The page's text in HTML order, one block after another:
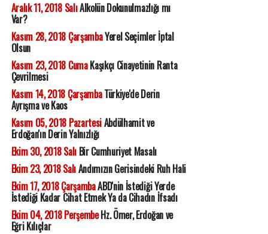
Aralık 11, 2018 SalıAlkolün Dokunulmazlığı mı
Var?
Kasım 28, 2018 ÇarşambaYerel Seçimler İptal
Olsun
Kasım 23, 2018 CumaKaşıkçı Cinayetinin Ranta
Çevrilmesi
Kasım 14, 2018 ÇarşambaTürkiye'de Derin
Ayrışma ve Kaos
Kasım 05, 2018 PazartesiAbdülhamit ve
Erdoğan'ın Derin Yalnızlığı
Ekim 30, 2018 SalıBir Cumhuriyet Masalı
Ekim 23, 2018 SalıAndımızın Gerisindeki Ruh Hali
Ekim 17, 2018 ÇarşambaABD'nin İstediği Yerde
İstediği Kadar Cihat Etmek Ya da Cihadın İfsadı
Ekim 04, 2018 PerşembeHz. Ömer, Erdoğan ve
Eğri Kılıçlar